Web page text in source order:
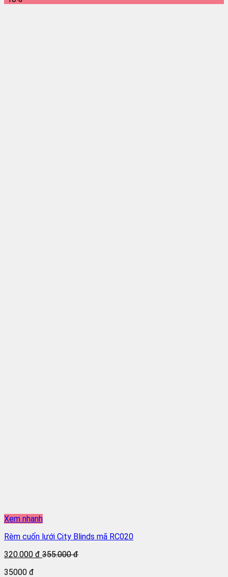
Xem nhanh
Rèm cuốn lưới City Blinds mã RC020
320.000 đ 355.000 đ
35000 đ